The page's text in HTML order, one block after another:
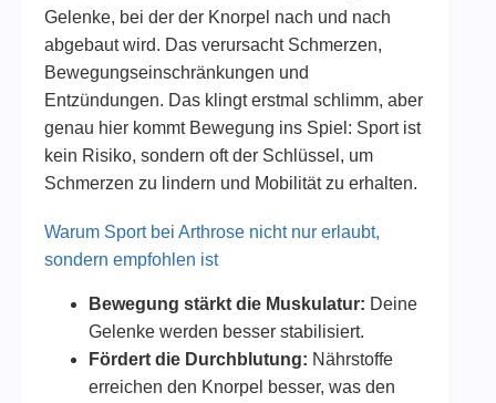
Gelenke, bei der der Knorpel nach und nach
abgebaut wird. Das verursacht Schmerzen,
Bewegungseinschränkungen und
Entzündungen. Das klingt erstmal schlimm, aber
genau hier kommt Bewegung ins Spiel: Sport ist
kein Risiko, sondern oft der Schlüssel, um
Schmerzen zu lindern und Mobilität zu erhalten.
Warum Sport bei Arthrose nicht nur erlaubt,
sondern empfohlen ist
Bewegung stärkt die Muskulatur: Deine
Gelenke werden besser stabilisiert.
Fördert die Durchblutung: Nährstoffe
erreichen den Knorpel besser, was den